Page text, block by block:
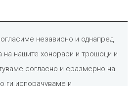
независно и однапред
на нашите хонорари и трошоци и
согласно и сразмерно на
ги испорачуваме и